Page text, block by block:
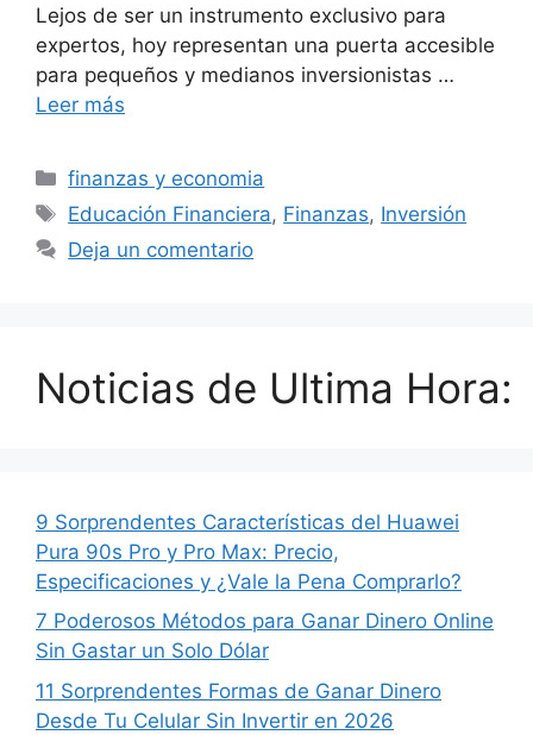
Lejos de ser un instrumento exclusivo para
expertos, hoy representan una puerta accesible
para pequeños y medianos inversionistas …
Leer más
Categorías
finanzas y economia
Etiquetas
Educación Financiera, Finanzas, Inversión
Deja un comentario
Noticias de Ultima Hora:
9 Sorprendentes Características del Huawei
Pura 90s Pro y Pro Max: Precio,
Especificaciones y ¿Vale la Pena Comprarlo?
7 Poderosos Métodos para Ganar Dinero Online
Sin Gastar un Solo Dólar
11 Sorprendentes Formas de Ganar Dinero
Desde Tu Celular Sin Invertir en 2026